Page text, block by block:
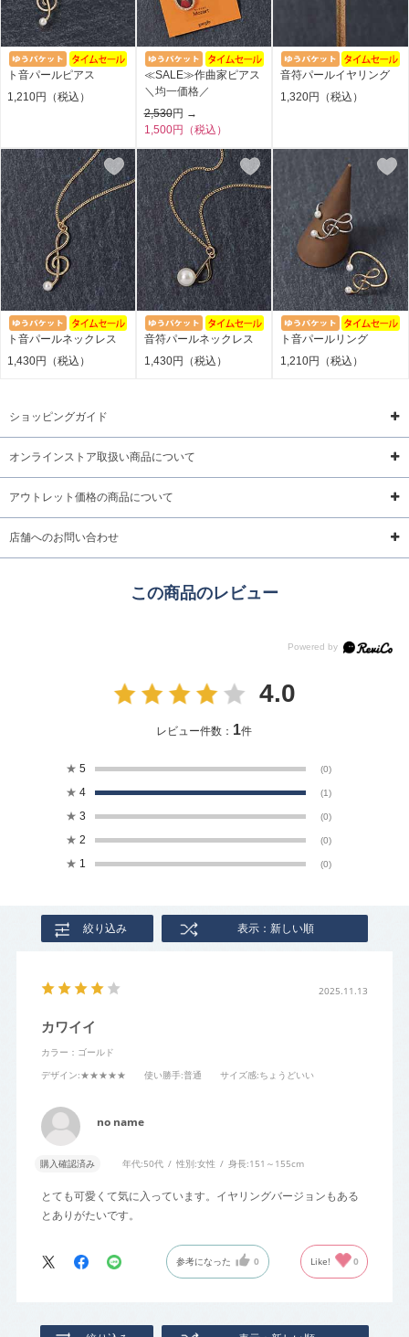
ト音パールピアス
1,210円（税込）
≪SALE≫作曲家ピアス
＼均一価格／
2,530円 →
1,500円（税込）
音符パールイヤリング
1,320円（税込）
ト音パールネックレス
1,430円（税込）
音符パールネックレス
1,430円（税込）
ト音パールリング
1,210円（税込）
ショッピングガイド
オンラインストア取扱い商品について
アウトレット価格の商品について
店舗へのお問い合わせ
この商品のレビュー
4.0
レビュー件数： 1件
★ 5 (0)
★ 4 (1)
★ 3 (0)
★ 2 (0)
★ 1 (0)
絞り込み 表示：新しい順
2025.11.13
カワイイ
カラー：ゴールド
デザイン:★★★★★ 使い勝手:普通 サイズ感:ちょうどいい
no name
購入確認済み 年代:50代 性別:女性 身長:151～155cm
とても可愛くて気に入っています。イヤリングバージョンもある
とありがたいです。
参考になった 0 Like! 0